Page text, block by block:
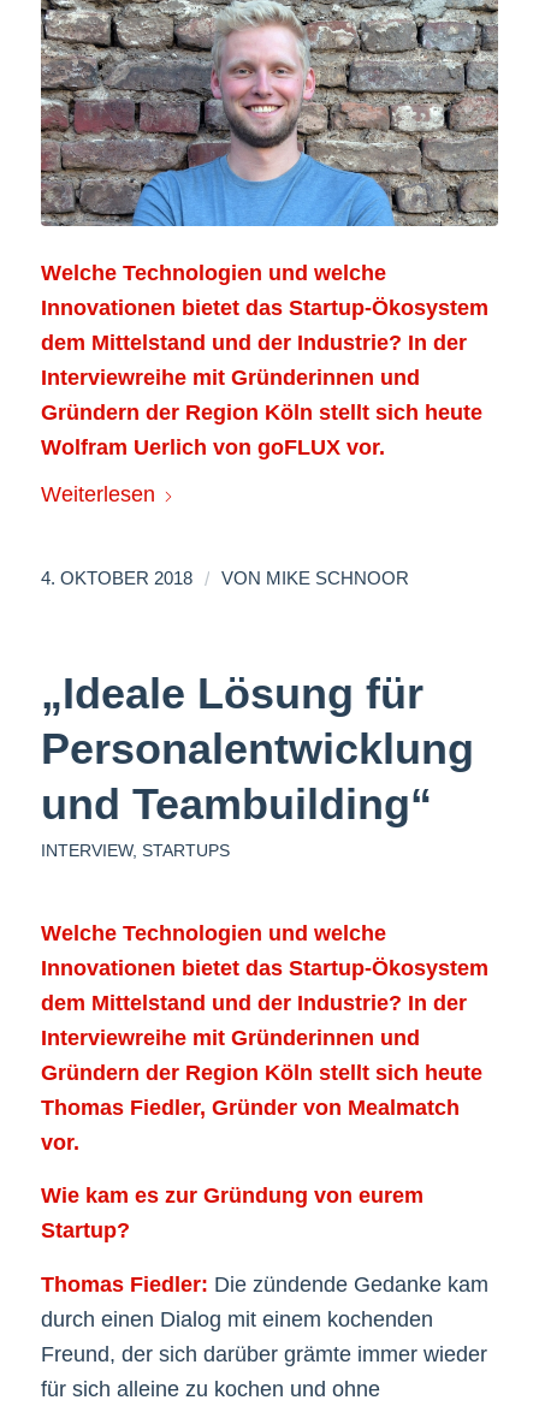
Welche Technologien und welche
Innovationen bietet das Startup-Ökosystem
dem Mittelstand und der Industrie? In der
Interviewreihe mit Gründerinnen und
Gründern der Region Köln stellt sich heute
Wolfram Uerlich von goFLUX vor.
Weiterlesen
4. OKTOBER 2018 / VON MIKE SCHNOOR
„Ideale Lösung für
Personalentwicklung
und Teambuilding“
INTERVIEW, STARTUPS
Welche Technologien und welche
Innovationen bietet das Startup-Ökosystem
dem Mittelstand und der Industrie? In der
Interviewreihe mit Gründerinnen und
Gründern der Region Köln stellt sich heute
Thomas Fiedler, Gründer von Mealmatch
vor.
Wie kam es zur Gründung von eurem
Startup?
Thomas Fiedler: Die zündende Gedanke kam
durch einen Dialog mit einem kochenden
Freund, der sich darüber grämte immer wieder
für sich alleine zu kochen und ohne